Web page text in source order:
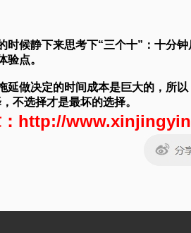
时候静下来思考下“三个十”：十分
验点。
延做决定的时间成本是巨大的，所
不选择才是最坏的选择。
http://